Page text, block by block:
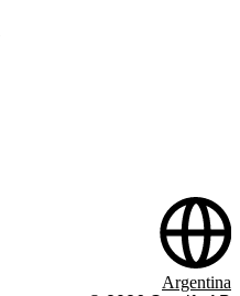
Argentina